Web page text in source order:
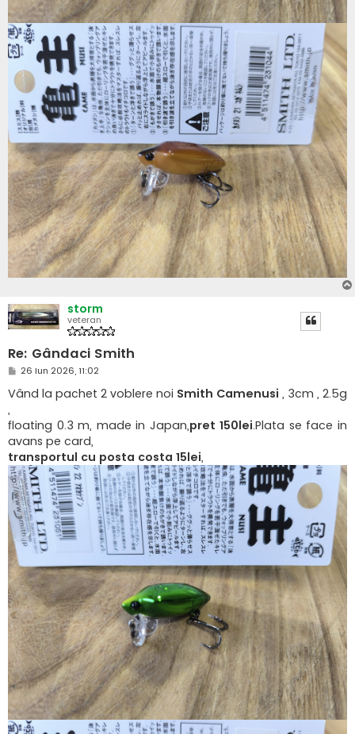
storm
veteran
Re: Gândaci Smith
M
s
a
26 Iun 2026, 11:02
Vând la pachet 2 voblere noi Smith Camenusi , 3cm , 2.5g
,
floating 0.3 m, made in Japan,pret 150lei.Plata se face in
avans pe card,
transportul cu posta costa 15lei,